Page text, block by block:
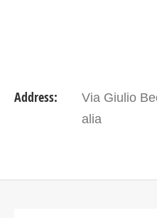
Address:
Via Giulio
alia